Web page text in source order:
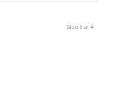
Side 3 af 4